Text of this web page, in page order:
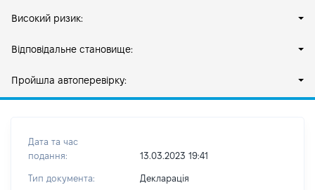
Високий ризик:
Відповідальне становище:
Пройшла автоперевірку:
Дата та час
подання:
13.03.2023 19:41
Тип документа: Декларація